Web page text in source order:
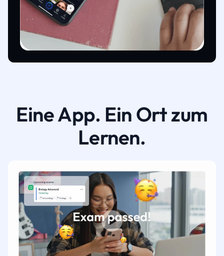
Eine App. Ein Ort zum
Lernen.